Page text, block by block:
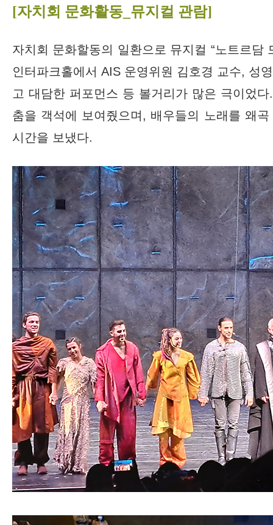
[자치회 문화활동_뮤지컬 관람]
자치회 문화할동의 일환으로 뮤지컬 “노트르
인터파크홀에서 AIS 운영위원 김호경 교수, 성
고 대담한 퍼포먼스 등 볼거리가 많은 극이었
춤을 객석에 보여줬으며, 배우들의 노래를 왜
시간을 보냈다.